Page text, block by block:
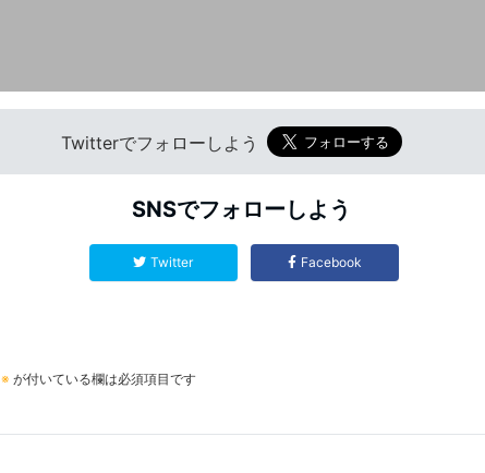
Twitterでフォローしよう
SNSでフォローしよう
Twitter Facebook
※ が付いている欄は必須項目です